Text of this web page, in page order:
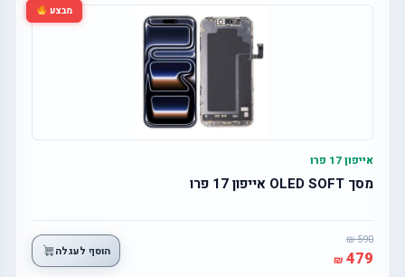
מבצע
אייפון 17 פרו
מסך OLED SOFT אייפון 17 פרו
590
479 הוסף לעגלה